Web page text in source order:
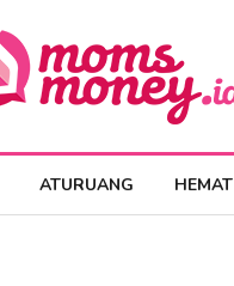
ATURUANG HEMAT